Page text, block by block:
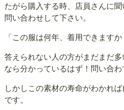
たがら購入する時、店員さんに
問い合わせして下さい。
「この服は何年、着用できますか
答えられない人の方がまだまだ
なら分かっているはず！問い合わ
しかしこの素材の寿命がわかれ
です。